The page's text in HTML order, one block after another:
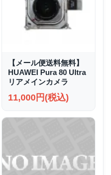
【メール便送料無料】
HUAWEI Pura 80 Ultra
リアメインカメラ
11,000円(税込)